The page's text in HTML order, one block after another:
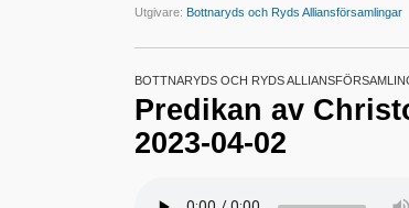
Utgivare: Bottnaryds och Ryds Alliansförsamlingar
BOTTNARYDS OCH RYDS
Predikan av
2023-04-02